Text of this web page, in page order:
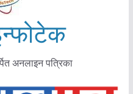
भूमिका महत्वपूर्ण छ :
अनलाइन पत्रिका